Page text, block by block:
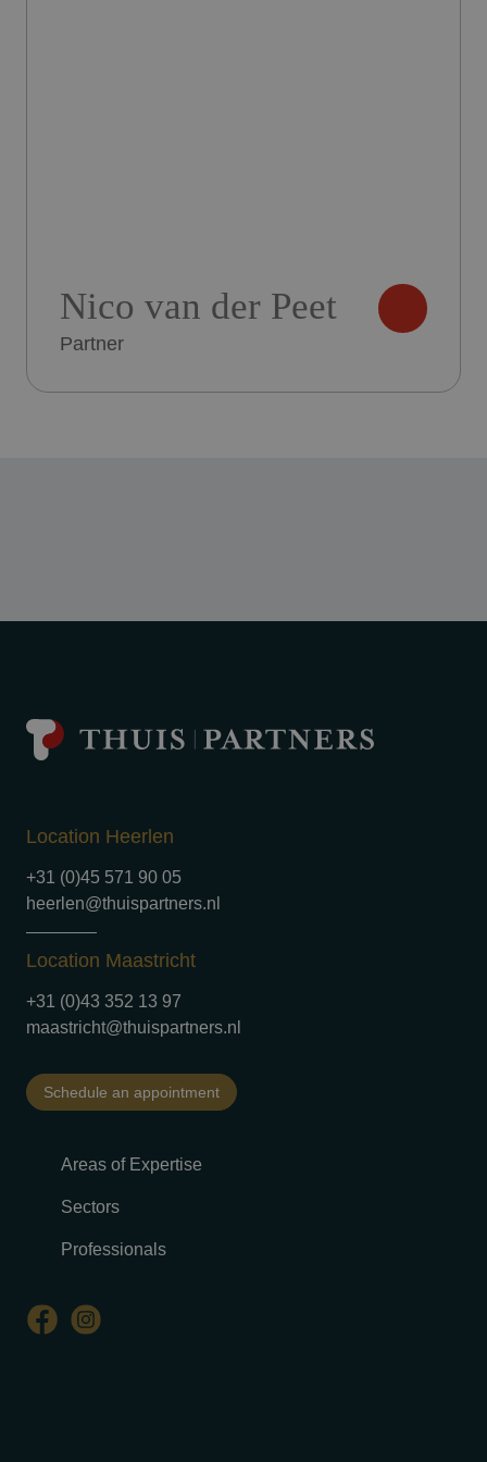
Nico van der Peet
Partner
Location Heerlen
+31 (0)45 571 90 05
heerlen@thuispartners.nl
Location Maastricht
+31 (0)43 352 13 97
maastricht@thuispartners.nl
Schedule an appointment
Areas of Expertise
Sectors
Professionals